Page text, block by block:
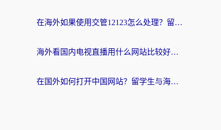
在海外如果使用交管12123怎么处理？留学生亲测有效的回国加速方案
海外看国内电视直播用什么网站比较好？一篇解决你所有追剧难题的实用指南
在国外如何打开中国网站？留学生与海外华人的无缝访问指南